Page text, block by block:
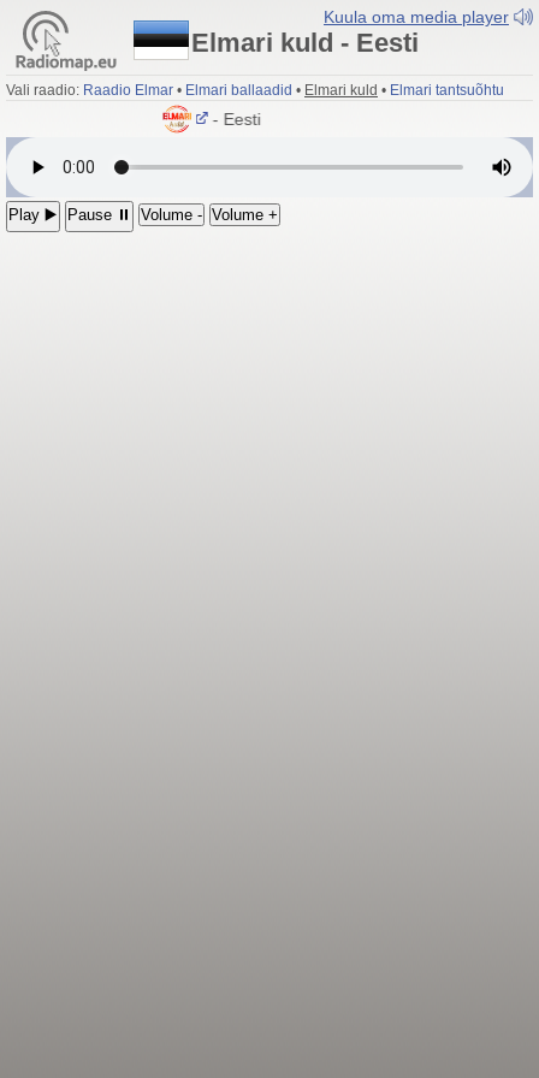
Kuula oma media player
Elmari kuld - Eesti
Vali raadio: Raadio Elmar • Elmari ballaadid • Elmari kuld • Elmari tantsuõhtu
Elmari kuld - Eesti
Play ▶️ Pause ⏸ Volume - Volume +